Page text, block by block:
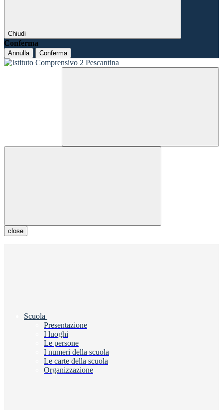
Chiudi
Conferma
Annulla Conferma
close
Scuola
Presentazione
I luoghi
Le persone
I numeri della scuola
Le carte della scuola
Organizzazione